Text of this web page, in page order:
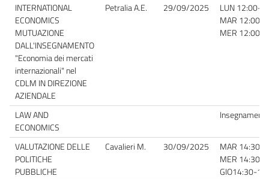
INTERNATIONAL
ECONOMICS
MUTUAZIONE
DALL'INSEGNAMENTO
"Economia dei mercati
internazionali" nel
CDLM IN DIREZIONE
AZIENDALE
Petralia A.E. 29/09/2025
LUN 12:00-
MAR 12:00-
MER 12:00-
LAW AND
ECONOMICS
VALUTAZIONE DELLE
POLITICHE
PUBBLICHE
Cavalieri M. 30/09/2025
MAR 14:30-
MER 14:30-
GIO14:30-